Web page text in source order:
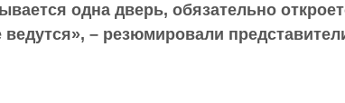
одна дверь, обязательно
– резюмировали